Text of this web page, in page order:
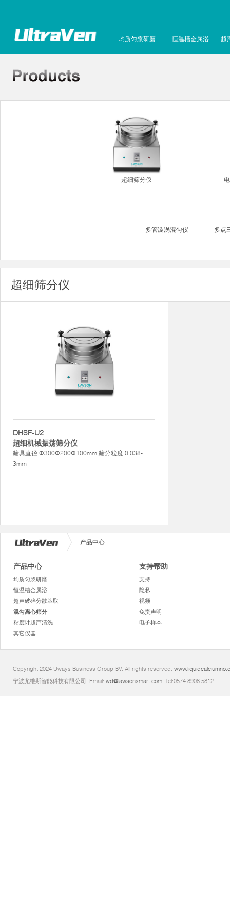
均质匀浆研磨 恒温槽金属浴 超
超细筛分仪
多管漩涡混匀仪 多点
超细筛分仪
DHSF-U2
超细机械振荡筛分仪
筛具直径 Φ300Φ200Φ100mm,筛分粒度 0.038-
3mm
产品中心
产品中心
均质匀浆研磨
恒温槽金属浴
超声破碎分散萃取
混匀离心筛分
粘度计超声清洗
其它仪器
支持帮助
支持
隐私
视频
免责声明
电子样本
Copyright 2024 Uways Business Group BV. All rights reserved.
宁波尤维斯智能科技有限公司. Email: wd@lawsonsmart.com. Tel:0574 8908 5812